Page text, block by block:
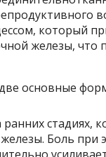
который
железы, что
основные
ранних стадиях,
Боль при